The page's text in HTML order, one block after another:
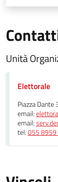
Unità
Elettorale
Piazza Dante
email:
email:
tel:055